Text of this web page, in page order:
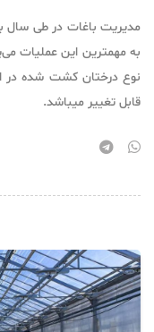
مدیریت باغات در طی سال
به مهمترین این عملیات
نوع درختان کشت شده در
قابل تغییر میباشد.